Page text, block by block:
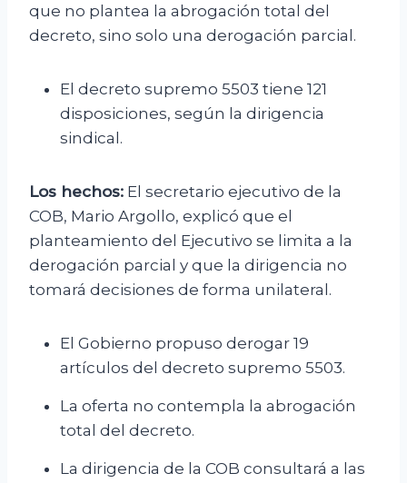
que no plantea la abrogación total del
decreto, sino solo una derogación parcial.
El decreto supremo 5503 tiene 121
disposiciones, según la dirigencia
sindical.
Los hechos: El secretario ejecutivo de la
COB, Mario Argollo, explicó que el
planteamiento del Ejecutivo se limita a la
derogación parcial y que la dirigencia no
tomará decisiones de forma unilateral.
El Gobierno propuso derogar 19
artículos del decreto supremo 5503.
La oferta no contempla la abrogación
total del decreto.
La dirigencia de la COB consultará a las